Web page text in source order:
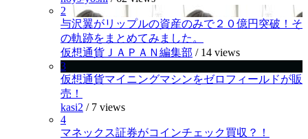
2
与沢翼がリップルの資産のみで２０億円突破！そ
の軌跡をまとめてみました。
仮想通貨ＪＡＰＡＮ編集部 / 14 views
3
仮想通貨マイニングマシンをゼロフィールドが販
売！
kasi2 / 7 views
4
マネックス証券がコインチェック買収？！